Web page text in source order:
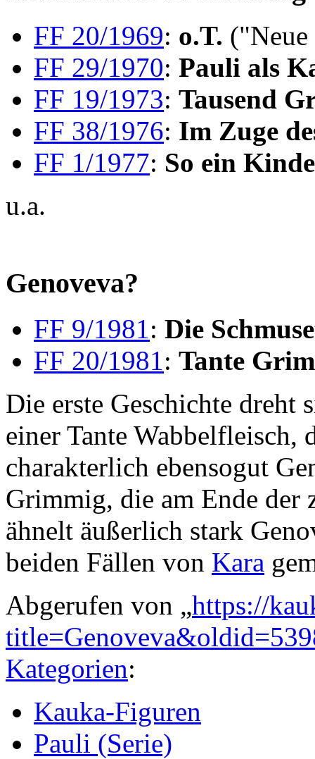
FF 20/1969: o.T. ("Neue
FF 29/1970: Pauli als
FF 19/1973: Tausend
FF 38/1976: Im Zuge
FF 1/1977: So ein
u.a.
Genoveva?
FF 9/1981: Die
FF 20/1981: Tante
Die erste Geschichte dreht
einer Tante
charakterlich ebensogut
Grimmig, die am Ende der
ähnelt äußerlich stark
beiden Fällen von Kara
Abgerufen von „https://
Kategorien:
Kauka-Figuren
Pauli (Serie)